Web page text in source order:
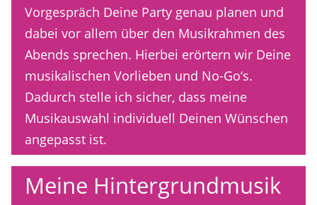
Vorgespräch Deine Party genau planen und
dabei vor allem über den Musikrahmen des
Abends sprechen. Hierbei erörtern wir Deine
musikalischen Vorlieben und No-Go‘s.
Dadurch stelle ich sicher, dass meine
Musikauswahl individuell Deinen Wünschen
angepasst ist.
Meine Hintergrundmusik